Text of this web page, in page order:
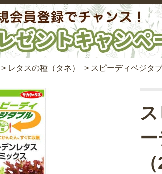
> レタスの種（タネ） > スピーディベジタ